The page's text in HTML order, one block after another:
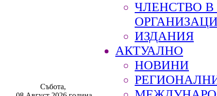
Събота,
ЧЛЕНСТВО
ИЗДАНИЯ
АКТУАЛНО
НОВИНИ